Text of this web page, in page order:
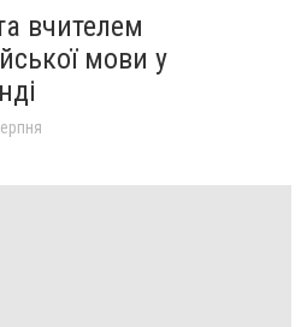
вчителем
мови у